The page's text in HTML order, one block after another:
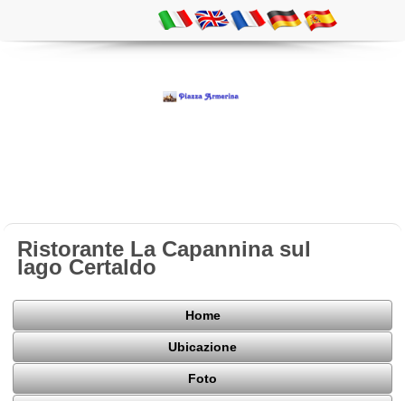
Ristorante La Capannina sul
lago Certaldo
Home
Ubicazione
Foto